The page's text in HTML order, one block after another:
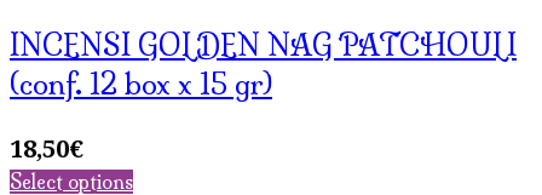
INCENSI GOLDEN NAG PATCHOULI
(conf. 12 box x 15 gr)
18,50€
Select options